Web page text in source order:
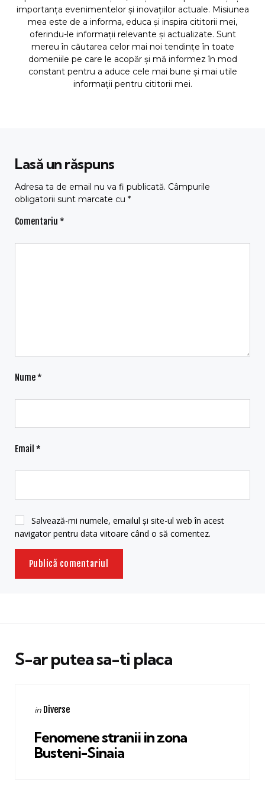
importanța evenimentelor și inovațiilor actuale. Misiunea
mea este de a informa, educa și inspira cititorii mei,
oferindu-le informații relevante și actualizate. Sunt
mereu în căutarea celor mai noi tendințe în toate
domeniile pe care le acopăr și mă informez în mod
constant pentru a aduce cele mai bune și mai utile
informații pentru cititorii mei.
Lasă un răspuns
Adresa ta de email nu va fi publicată. Câmpurile
obligatorii sunt marcate cu *
Comentariu *
Nume*
Email *
Salvează-mi numele, emailul și site-ul web în acest
navigator pentru data viitoare când o să comentez.
S-ar putea sa-ti placa
Categories
Posted
in Diverse
Fenomene stranii in zona
Busteni-Sinaia